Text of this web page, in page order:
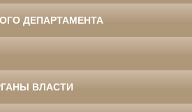
ДЕПАРТАМЕНТА
ВЛАСТИ